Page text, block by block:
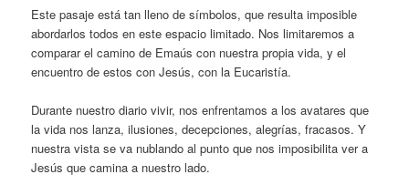
Este pasaje está tan lleno de símbolos, que resulta imposible
abordarlos todos en este espacio limitado. Nos limitaremos a
comparar el camino de Emaús con nuestra propia vida, y el
encuentro de estos con Jesús, con la Eucaristía.
Durante nuestro diario vivir, nos enfrentamos a los avatares que
la vida nos lanza, ilusiones, decepciones, alegrías, fracasos. Y
nuestra vista se va nublando al punto que nos imposibilita ver a
Jesús que camina a nuestro lado.